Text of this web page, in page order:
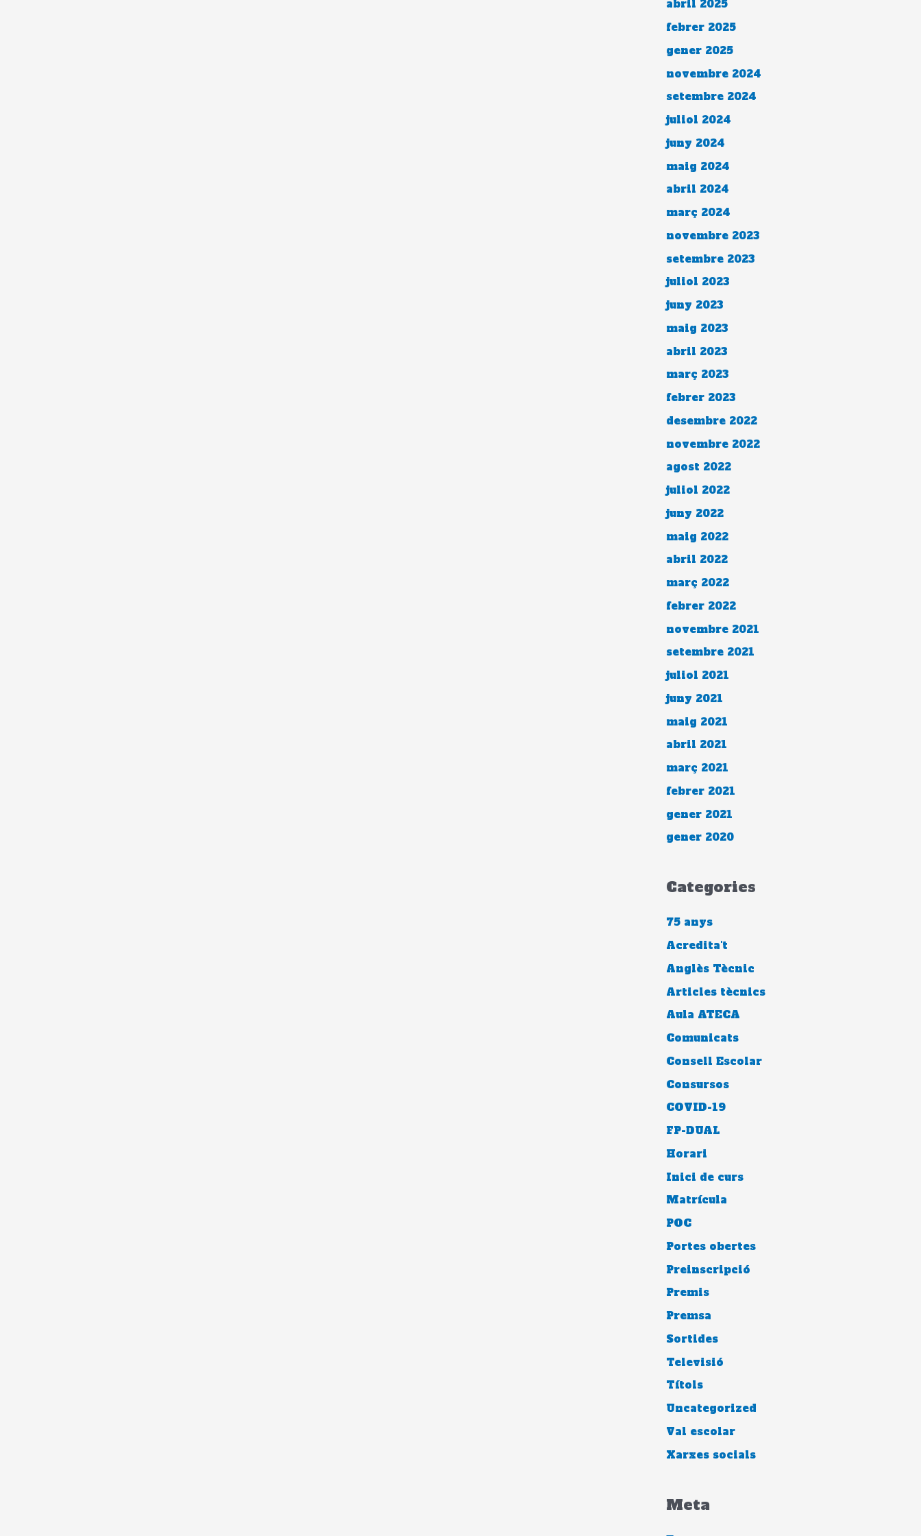
abril 2025
febrer 2025
gener 2025
novembre 2024
setembre 2024
juliol 2024
juny 2024
maig 2024
abril 2024
març 2024
novembre 2023
setembre 2023
juliol 2023
juny 2023
maig 2023
abril 2023
març 2023
febrer 2023
desembre 2022
novembre 2022
agost 2022
juliol 2022
juny 2022
maig 2022
abril 2022
març 2022
febrer 2022
novembre 2021
setembre 2021
juliol 2021
juny 2021
maig 2021
abril 2021
març 2021
febrer 2021
gener 2021
gener 2020
Categories
75 anys
Acredita't
Anglès Tècnic
Articles tècnics
Aula ATECA
Comunicats
Consell Escolar
Consursos
COVID-19
FP-DUAL
Horari
Inici de curs
Matrícula
POC
Portes obertes
Preinscripció
Premis
Premsa
Sortides
Televisió
Títols
Uncategorized
Val escolar
Xarxes socials
Meta